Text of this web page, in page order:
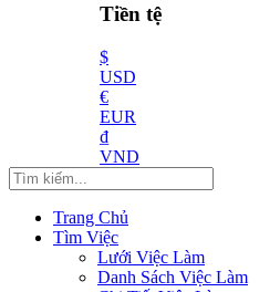
Tiền tệ
$
USD
€
EUR
₫
VND
Trang Chủ
Tìm Việc
Lưới Việc Làm
Danh Sách Việc Làm